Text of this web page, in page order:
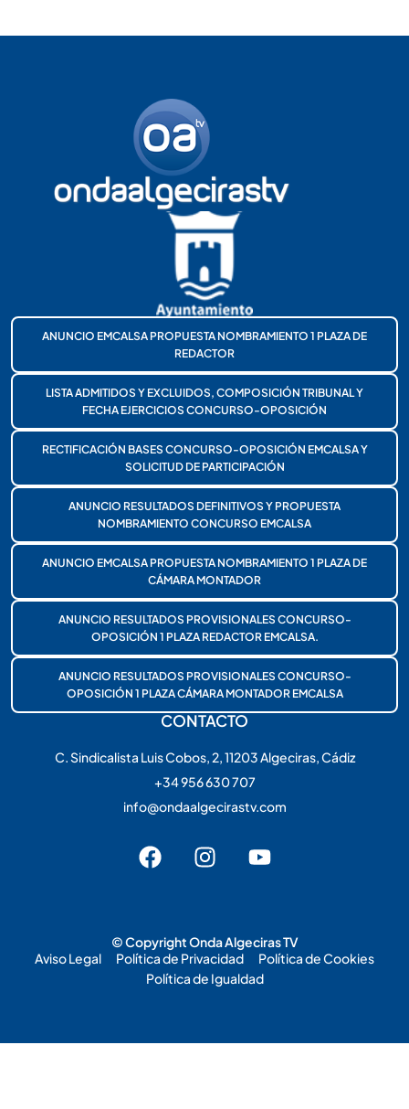
ANUNCIO EMCALSA PROPUESTA NOMBRAMIENTO 1 PLAZA DE
REDACTOR
LISTA ADMITIDOS Y EXCLUIDOS, COMPOSICIÓN TRIBUNAL Y
FECHA EJERCICIOS CONCURSO-OPOSICIÓN
RECTIFICACIÓN BASES CONCURSO-OPOSICIÓN EMCALSA Y
SOLICITUD DE PARTICIPACIÓN
ANUNCIO RESULTADOS DEFINITIVOS Y PROPUESTA
NOMBRAMIENTO CONCURSO EMCALSA
ANUNCIO EMCALSA PROPUESTA NOMBRAMIENTO 1 PLAZA DE
CÁMARA MONTADOR
ANUNCIO RESULTADOS PROVISIONALES CONCURSO-
OPOSICIÓN 1 PLAZA REDACTOR EMCALSA.
ANUNCIO RESULTADOS PROVISIONALES CONCURSO-
OPOSICIÓN 1 PLAZA CÁMARA MONTADOR EMCALSA
CONTACTO
C. Sindicalista Luis Cobos, 2, 11203 Algeciras, Cádiz
+34 956 630 707
info@ondaalgecirastv.com
© Copyright Onda Algeciras TV
Aviso Legal
Política de Privacidad
Política de Cookies
Política de Igualdad